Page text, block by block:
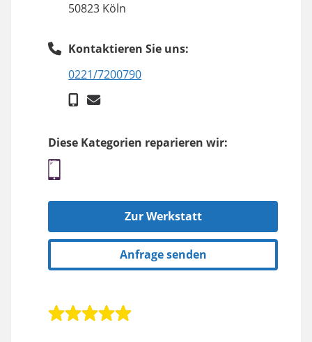
50823 Köln
Kontaktieren Sie uns:
0221/7200790
Diese Kategorien reparieren wir:
Zur Werkstatt
Anfrage senden